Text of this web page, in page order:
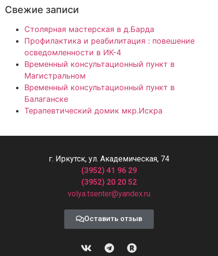
Свежие записи
Столярная мастерская в д.Барда
Профилактика и реабилитация : повешение
осведомленности в ИК-4
Временный консультационный пункт в
Магистральном
Временный консультационный пункт в
Балаганске
Терапевтический домик мкр.Искра
г. Иркутск, ул. Академическая, 74
(3952) 41 96 29
(3952) 20 20 52
volya.tsenter@yandex.ru
Оставить отзыв